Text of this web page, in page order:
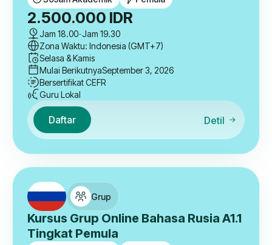
2.500.000 IDR
Jam 18.00-Jam 19.30
Zona Waktu: Indonesia (GMT+7)
Selasa & Kamis
Mulai BerikutnyaSeptember 3, 2026
Bersertifikat CEFR
Guru Lokal
Daftar Detil
Grup
Kursus Grup Online Bahasa Rusia A1.1
Tingkat Pemula